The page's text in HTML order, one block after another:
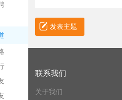
发表主题
联系我们
关于我们